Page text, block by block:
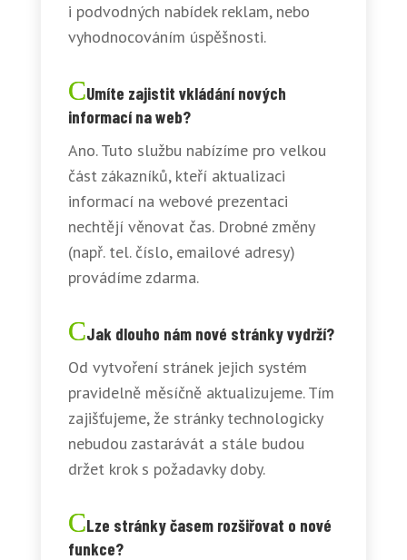
i podvodných nabídek reklam, nebo
vyhodnocováním úspěšnosti.
Umíte zajistit vkládání nových
informací na web?
Ano. Tuto službu nabízíme pro velkou
část zákazníků, kteří aktualizaci
informací na webové prezentaci
nechtějí věnovat čas. Drobné změny
(např. tel. číslo, emailové adresy)
provádíme zdarma.
Jak dlouho nám nové stránky vydrží?
Od vytvoření stránek jejich systém
pravidelně měsíčně aktualizujeme. Tím
zajišťujeme, že stránky technologicky
nebudou zastarávát a stále budou
držet krok s požadavky doby.
Lze stránky časem rozšiřovat o nové
funkce?